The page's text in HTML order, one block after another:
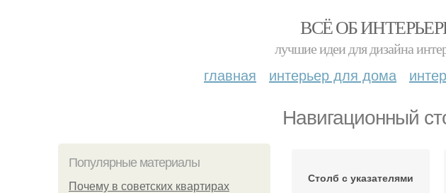
ВСЁ ОБ
лучшие идеи для дизайна
главная интерьер для дома
Навигационный
Популярные материалы
Почему в советских квартирах
Столб с указателями